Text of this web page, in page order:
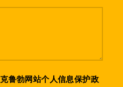
克鲁勃网站个人信息保护政